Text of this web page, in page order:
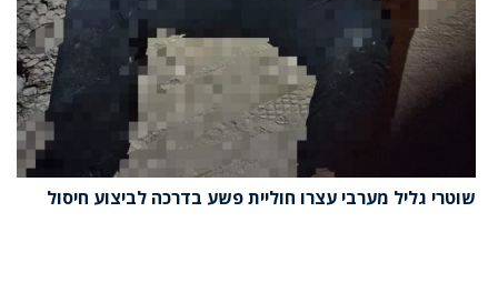
שוטרי גליל מערבי עצרו חוליית פשע בדרכה לביצוע חיסול